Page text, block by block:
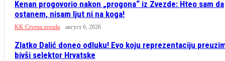
Kenan progovorio nakon „progona“ iz Zvezde: Hteo sam da
ostanem, nisam ljut ni na koga!
KK Crvena zvezda август 6, 2026
Zlatko Dalić doneo odluku! Evo koju reprezentaciju
bivši selektor Hrvatske